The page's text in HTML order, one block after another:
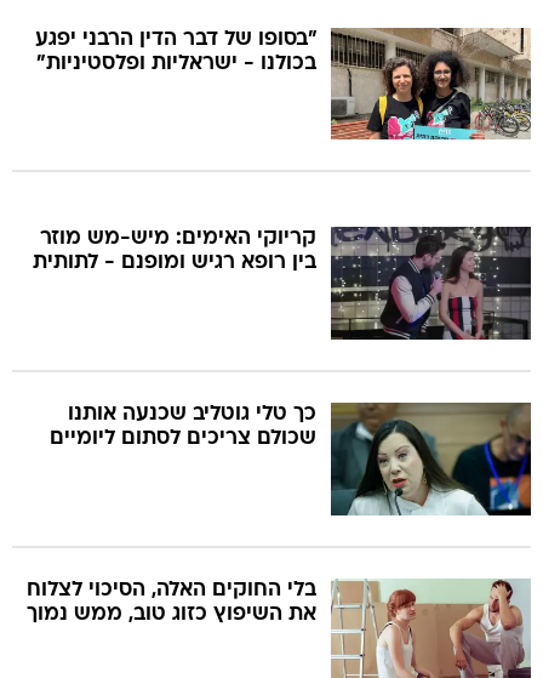
"בסופו של דבר הדין הרבני יפגע
בכולנו - ישראליות ופלסטיניות"
קריוקי האימים: מיש-מש מוזר
בין רופא רגיש ומופנם - לתותית
כך טלי גוטליב שכנעה אותנו
שכולם צריכים לסתום ליומיים
בלי החוקים האלה, הסיכוי לצלוח
את השיפוץ כזוג טוב, ממש נמוך